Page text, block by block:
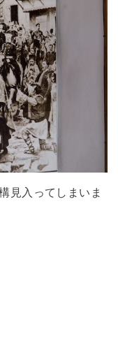
見入ってしまいま